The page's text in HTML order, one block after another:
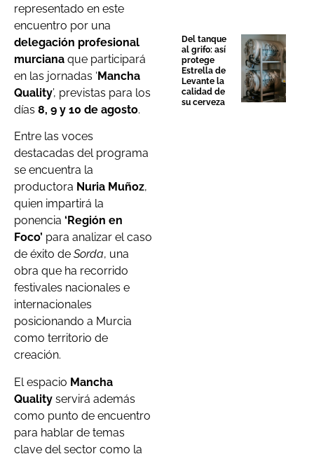
representado en este
encuentro por una
delegación profesional
murciana que participará
en las jornadas ‘Mancha
Quality’, previstas para los
días 8, 9 y 10 de agosto.
Entre las voces
destacadas del programa
se encuentra la
productora Nuria Muñoz,
quien impartirá la
ponencia ‘Región en
Foco’ para analizar el caso
de éxito de Sorda, una
obra que ha recorrido
festivales nacionales e
internacionales
posicionando a Murcia
como territorio de
creación.
El espacio Mancha
Quality servirá además
como punto de encuentro
para hablar de temas
clave del sector como la
Del tanque
al grifo: así
protege
Estrella de
Levante la
calidad de
su cerveza